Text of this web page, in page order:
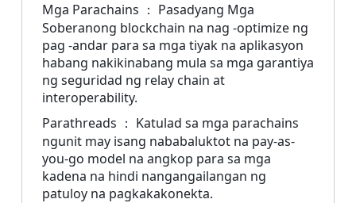
Mga Parachains ： Pasadyang Mga
Soberanong blockchain na nag -optimize ng
pag -andar para sa mga tiyak na aplikasyon
habang nakikinabang mula sa mga garantiya
ng seguridad ng relay chain at
interoperability.
Parathreads ： Katulad sa mga parachains
ngunit may isang nababaluktot na pay-as-
you-go model na angkop para sa mga
kadena na hindi nangangailangan ng
patuloy na pagkakakonekta.